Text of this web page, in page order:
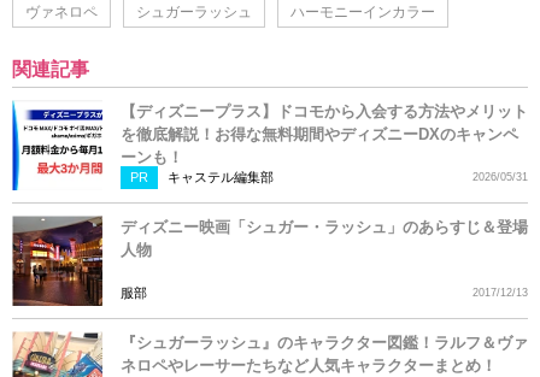
ヴァネロペ シュガーラッシュ ハーモニーインカラー
関連記事
【ディズニープラス】ドコモから入会する方法やメリット
を徹底解説！お得な無料期間やディズニーDXのキャンペ
ーンも！
PR キャステル編集部 2026/05/31
ディズニー映画「シュガー・ラッシュ」のあらすじ＆登場
人物
服部 2017/12/13
『シュガーラッシュ』のキャラクター図鑑！ラルフ＆ヴァ
ネロペやレーサーたちなど人気キャラクターまとめ！